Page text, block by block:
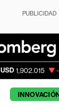
PUBLICIDAD
-0.72% Visa